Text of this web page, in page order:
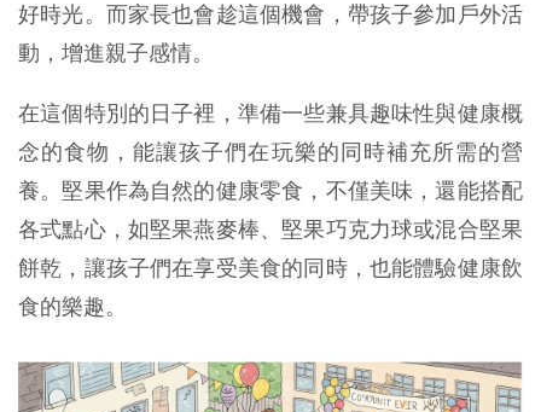
好時光。而家長也會趁這個機會，帶孩子參加戶外活
動，增進親子感情。
在這個特別的日子裡，準備一些兼具趣味性與健康概
念的食物，能讓孩子們在玩樂的同時補充所需的營
養。堅果作為自然的健康零食，不僅美味，還能搭配
各式點心，如堅果燕麥棒、堅果巧克力球或混合堅果
餅乾，讓孩子們在享受美食的同時，也能體驗健康飲
食的樂趣。